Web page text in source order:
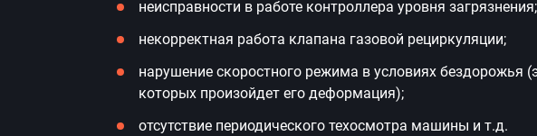
неисправности в работе контроллера уровня загрязнения;
некорректная работа клапана газовой рециркуляции;
нарушение скоростного режима в условиях бездорожья
которых произойдет его деформация);
отсутствие периодического техосмотра машины и т.д.